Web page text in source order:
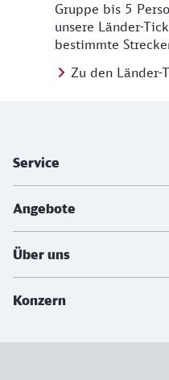
Gruppe bis 5
unsere Länder-
bestimmte
Zu den Länder-
Service
Angebote
Über uns
Konzern